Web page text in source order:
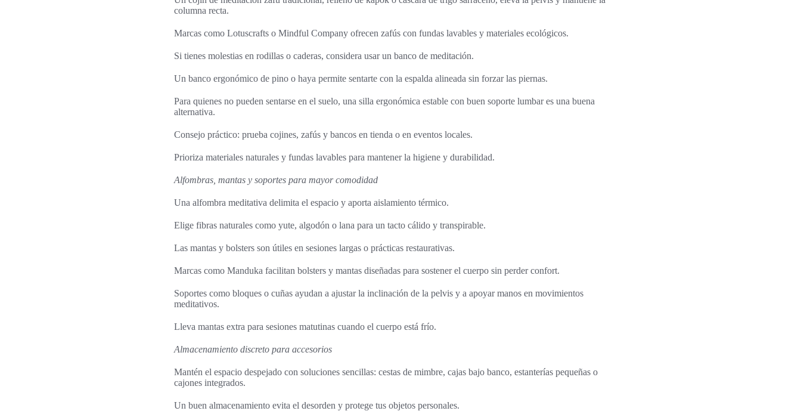
columna recta.
Marcas como Lotuscrafts o Mindful Company ofrecen zafús con fundas lavables y materiales ecológicos.
Si tienes molestias en rodillas o caderas, considera usar un banco de meditación.
Un banco ergonómico de pino o haya permite sentarte con la espalda alineada sin forzar las piernas.
Para quienes no pueden sentarse en el suelo, una silla ergonómica estable con buen soporte lumbar es una buena
alternativa.
Consejo práctico: prueba cojines, zafús y bancos en tienda o en eventos locales.
Prioriza materiales naturales y fundas lavables para mantener la higiene y durabilidad.
Alfombras, mantas y soportes para mayor comodidad
Una alfombra meditativa delimita el espacio y aporta aislamiento térmico.
Elige fibras naturales como yute, algodón o lana para un tacto cálido y transpirable.
Las mantas y bolsters son útiles en sesiones largas o prácticas restaurativas.
Marcas como Manduka facilitan bolsters y mantas diseñadas para sostener el cuerpo sin perder confort.
Soportes como bloques o cuñas ayudan a ajustar la inclinación de la pelvis y a apoyar manos en movimientos
meditativos.
Lleva mantas extra para sesiones matutinas cuando el cuerpo está frío.
Almacenamiento discreto para accesorios
Mantén el espacio despejado con soluciones sencillas: cestas de mimbre, cajas bajo banco, estanterías pequeñas o
cajones integrados.
Un buen almacenamiento evita el desorden y protege tus objetos personales.